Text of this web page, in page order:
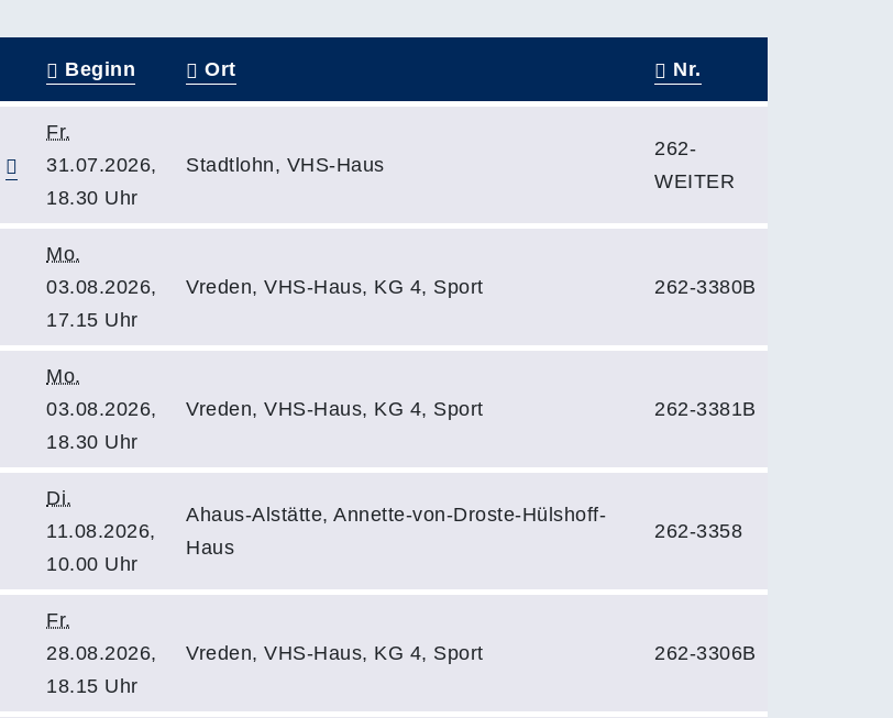
Beginn Ort Nr.
Fr.
31.07.2026,
18.30 Uhr
Stadtlohn, VHS-Haus
262-
WEITER
Mo.
03.08.2026,
17.15 Uhr
Vreden, VHS-Haus, KG 4, Sport 262-3380B
Mo.
03.08.2026,
18.30 Uhr
Vreden, VHS-Haus, KG 4, Sport 262-3381B
Di.
11.08.2026,
10.00 Uhr
Ahaus-Alstätte, Annette-von-Droste-Hülshoff-
Haus
262-3358
Fr.
28.08.2026,
18.15 Uhr
Vreden, VHS-Haus, KG 4, Sport 262-3306B